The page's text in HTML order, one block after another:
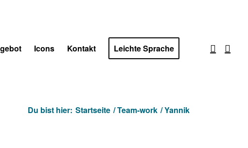
Icons Kontakt Leichte Sprache
Du bist hier: Startseite /Team-work /Yannik